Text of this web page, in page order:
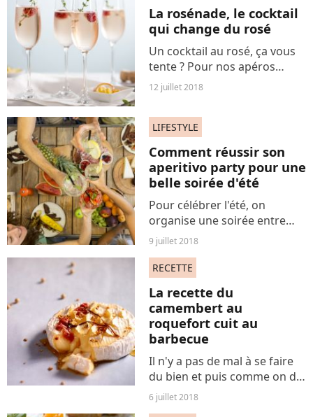
Découvrez les...
La rosénade, le cocktail
qui change du rosé
Un cocktail au rosé, ça vous
tente ? Pour nos apéros
d'été, on teste la rosénade,
un subtil mélange de rosé et
qui change du rosé et du
12 juillet 2018
LIFESTYLE
Comment réussir son
aperitivo party pour une
belle soirée d'été
Pour célébrer l'été, on
organise une soirée entre
ami(e)s. La bonne idée ?
S'inspirer de l'aperitivo italien
et de son ambiance très
Dolce Vita ! Au programme
de notre joyeux apéritif...
9 juillet 2018
RECETTE
La recette du
camembert au
roquefort cuit au
barbecue
Il n'y a pas de mal à se faire
du bien et puis comme on dit
: le gras, c'est la vie et le gras
véhicule le goût. N'ayez pas
6 juillet 2018